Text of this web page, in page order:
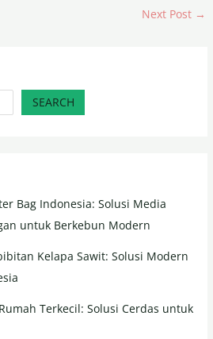
Next Post →
SEARCH
Bag Indonesia: Solusi Media
untuk Berkebun Modern
Kelapa Sawit: Solusi Modern
Terkecil: Solusi Cerdas untuk